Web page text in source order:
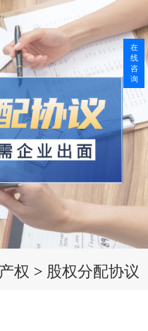
权 > 股权分配协议
在
线
咨
询